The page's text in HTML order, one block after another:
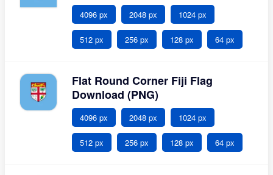
4096 px 2048 px 1024 px
512 px 256 px 128 px 64 px
Flat Round Corner Fiji Flag
Download (PNG)
4096 px 2048 px 1024 px
512 px 256 px 128 px 64 px